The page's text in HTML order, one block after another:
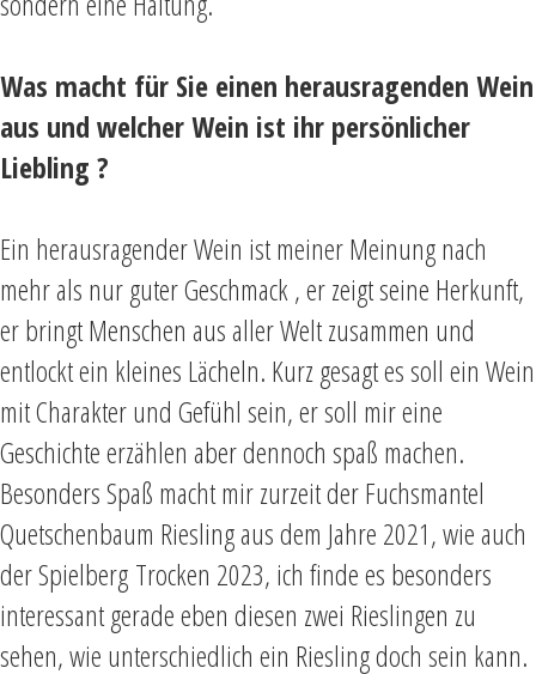
Was macht für Sie einen herausragenden Wein
aus und welcher Wein ist ihr persönlicher
Liebling ?
Ein herausragender Wein ist meiner Meinung nach
mehr als nur guter Geschmack , er zeigt seine Herkunft,
er bringt Menschen aus aller Welt zusammen und
entlockt ein kleines Lächeln. Kurz gesagt es soll ein Wein
mit Charakter und Gefühl sein, er soll mir eine
Geschichte erzählen aber dennoch spaß machen.
Besonders Spaß macht mir zurzeit der Fuchsmantel
Quetschenbaum Riesling aus dem Jahre 2021, wie auch
der Spielberg Trocken 2023, ich finde es besonders
interessant gerade eben diesen zwei Rieslingen zu
sehen, wie unterschiedlich ein Riesling doch sein kann.